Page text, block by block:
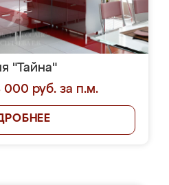
"Тайна"
000 руб. за п.м.